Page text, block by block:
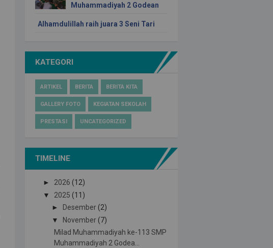
Muhammadiyah 2 Godean
Alhamdulillah raih juara 3 Seni Tari
KATEGORI
ARTIKEL BERITA BERITA KITA
GALLERY FOTO KEGIATAN SEKOLAH
PRESTASI UNCATEGORIZED
TIMELINE
► 2026 (12)
▼ 2025 (11)
►
Desember (2)
▼
November (7)
Milad Muhammadiyah ke-113 SMP
Muhammadiyah 2 Godea...